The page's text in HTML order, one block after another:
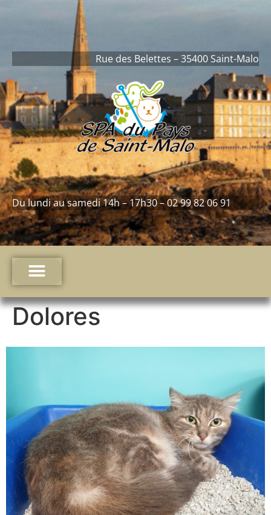
Rue des Belettes – 35400 Saint-Malo
Du lundi au samedi 14h – 17h30 – 02 99 82 06 91
Dolores